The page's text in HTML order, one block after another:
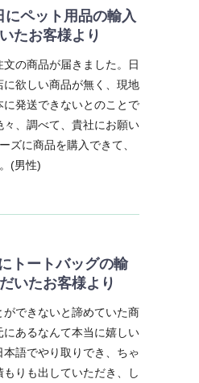
にペット用品の輸入
たお客様より
文の商品が届きました。日
に欲しい商品が無く、現地
に発送できないとのことで
々、調べて、貴社にお願い
ズに商品を購入できて、
(男性)
トートバッグの輸
いたお客様より
ができないと諦めていた商
にあるなんて本当に嬉しい
本語でやり取りでき、ちゃ
もりも出していただき、し